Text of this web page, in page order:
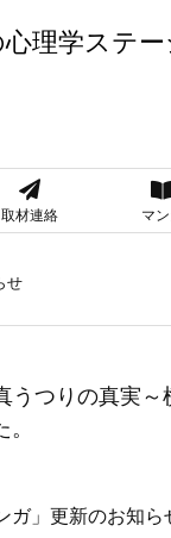
理学ステ
取材連絡 マ
せ
うつりの真実～
ガ」更新のお知ら